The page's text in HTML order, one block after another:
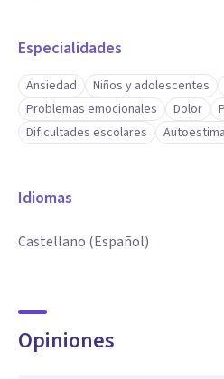
Especialidades
Ansiedad Niños y adolescentes
Problemas emocionales
Dolor
Dificultades escolares
Autoestima
Idiomas
Castellano (Español)
Opiniones